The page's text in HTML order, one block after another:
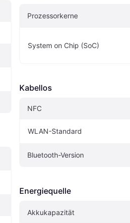
Prozessorkerne
System on Chip (SoC)
Kabellos
NFC
WLAN-Standard
Bluetooth-Version
Energiequelle
Akkukapazität